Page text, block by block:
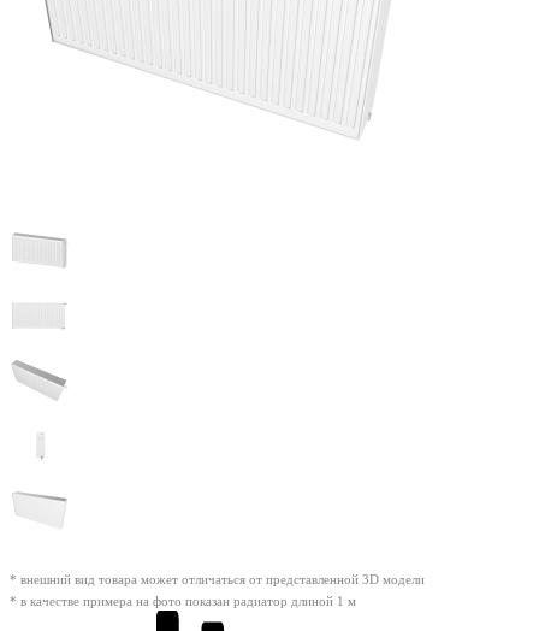
* внешний вид товара может отличаться от представленной 3D модели
* в качестве примера на фото показан радиатор длиной 1 м